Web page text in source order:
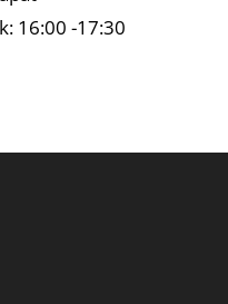
16:00 -17:30